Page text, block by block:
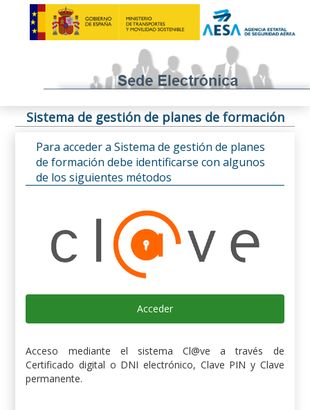
Sistema de gestión de planes de formación
Para acceder a Sistema de gestión de planes
de formación debe identificarse con algunos
de los siguientes métodos
Acceder
Acceso mediante el sistema Cl@ve a través de
Certificado digital o DNI electrónico, Clave PIN y Clave
permanente.